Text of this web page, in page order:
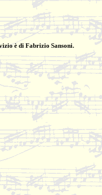
è di Fabrizio Sansoni.